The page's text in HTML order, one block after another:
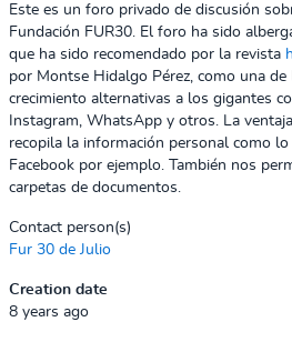
Este es un foro privado de discusión
Fundación FUR30. El foro ha sido
que ha sido recomendado por la revista
por Montse Hidalgo Pérez, como una
crecimiento alternativas a los gigantes
Instagram, WhatsApp y otros. La
recopila la información personal como
Facebook por ejemplo. También nos
carpetas de documentos.
Contact person(s)
Fur 30 de Julio
Creation date
8 years ago